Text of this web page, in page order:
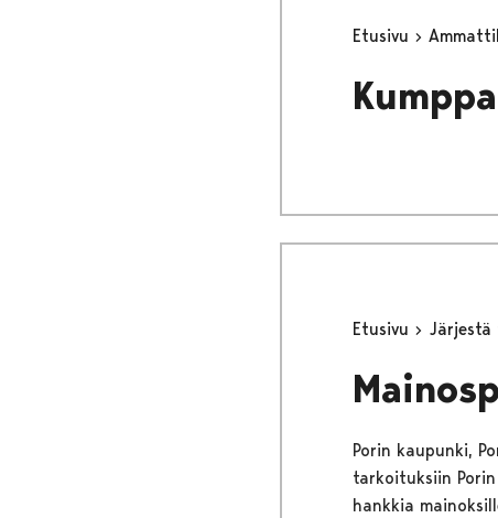
Etusivu
Etusivu Järjestä
Porin kaupunki,
tarkoituksiin
hankkia